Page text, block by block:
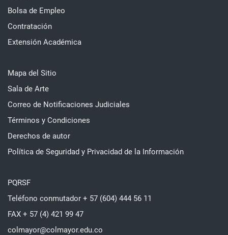
Bolsa de Empleo
Contratación
Extensión Académica
Mapa del Sitio
Sala de Arte
Correo de Notificaciones Judiciales
Términos y Condiciones
Derechos de autor
Política de Seguridad y Privacidad de la Información
PQRSF
Teléfono conmutador + 57 (604) 444 56 11
FAX + 57 (4) 421 99 47
colmayor@colmayor.edu.co